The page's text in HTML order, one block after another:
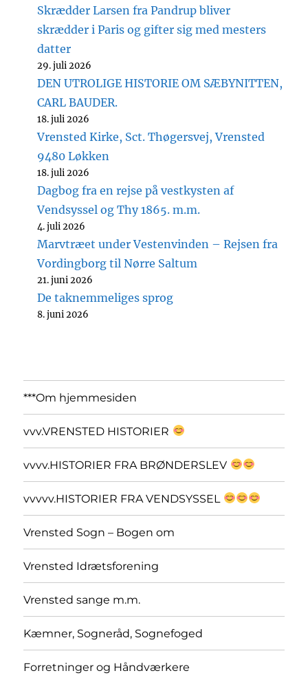
Skrædder Larsen fra Pandrup bliver
skrædder i Paris og gifter sig med mesters
datter
29. juli 2026
DEN UTROLIGE HISTORIE OM SÆBYNITTEN,
CARL BAUDER.
18. juli 2026
Vrensted Kirke, Sct. Thøgersvej, Vrensted
9480 Løkken
18. juli 2026
Dagbog fra en rejse på vestkysten af
Vendsyssel og Thy 1865. m.m.
4. juli 2026
Marvtræet under Vestenvinden – Rejsen fra
Vordingborg til Nørre Saltum
21. juni 2026
De taknemmeliges sprog
8. juni 2026
***Om hjemmesiden
vvv.VRENSTED HISTORIER
vvvv.HISTORIER FRA BRØNDERSLEV
vvvvv.HISTORIER FRA VENDSYSSEL
Vrensted Sogn – Bogen om
Vrensted Idrætsforening
Vrensted sange m.m.
Kæmner, Sogneråd, Sognefoged
Forretninger og Håndværkere